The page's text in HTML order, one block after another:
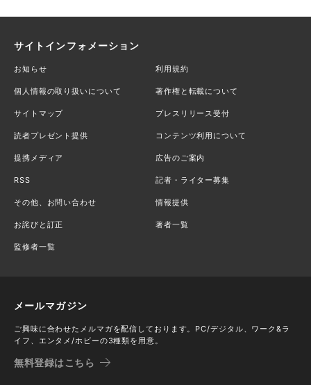
サイトインフォメーション
お知らせ 利用規約
個人情報の取り扱いについて 著作権と転載について
サイトマップ プレスリリース受付
読者プレゼント提供 コンテンツ利用について
提携メディア 広告のご案内
RSS 記者・ライター募集
その他、お問い合わせ 情報提供
お詫びと訂正 著者一覧
監修者一覧
メールマガジン
ご興味に合わせたメルマガを配信しております。PC/デジタル、ワーク&ラ
イフ、エンタメ/ホビーの3種類を用意。
無料登録はこちら